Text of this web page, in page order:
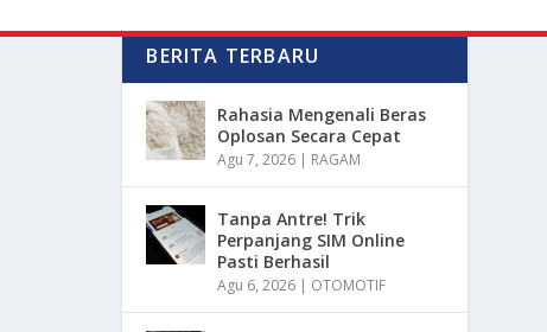
BERITA TERBARU
Rahasia Mengenali Beras
Oplosan Secara Cepat
Agu 7, 2026 | RAGAM
Tanpa Antre! Trik
Perpanjang SIM Online
Pasti Berhasil
Agu 6, 2026 | OTOMOTIF